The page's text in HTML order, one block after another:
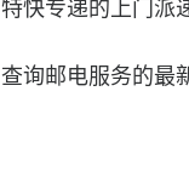
特快专递的上门派
查询邮电服务的最